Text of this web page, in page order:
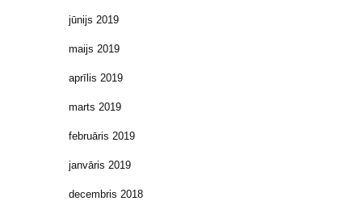
jūnijs 2019
maijs 2019
aprīlis 2019
marts 2019
februāris 2019
janvāris 2019
decembris 2018